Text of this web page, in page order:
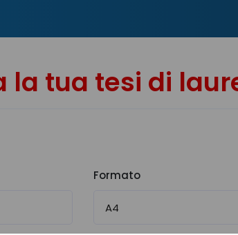
la tua tesi di
Formato